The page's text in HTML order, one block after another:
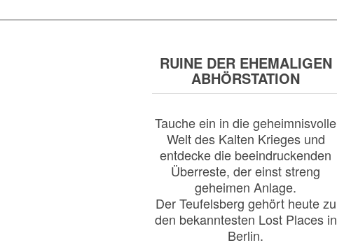
RUINE DER EHEMALIGEN
ABHÖRSTATION
Tauche ein in die geheimnisvolle
Welt des Kalten Krieges und
entdecke die beeindruckenden
Überreste, der einst streng
geheimen Anlage.
Der Teufelsberg gehört heute zu
den bekanntesten Lost Places in
Berlin.